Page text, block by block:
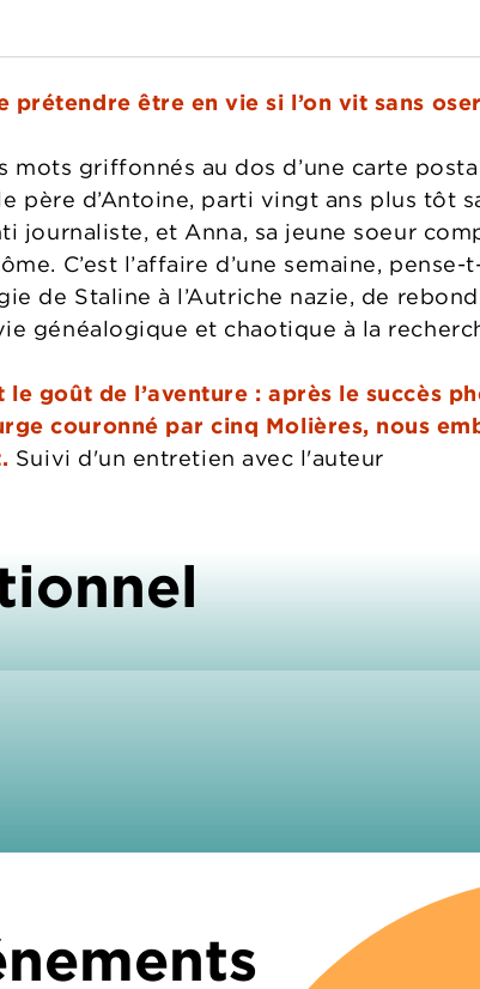
prétendre être en vie si l’on vit sans
griffonnés au dos d’une carte
père d’Antoine, parti vingt ans plus tôt
journaliste, et Anna, sa jeune soeur
C’est l’affaire d’une semaine, pense-
de Staline à l’Autriche nazie, de
généalogique et chaotique à la
goût de l’aventure : après le succès
couronné par cinq Molières, nous
Suivi d'un entretien avec l'auteur